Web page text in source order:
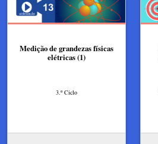
Medição de grandezas físicas
elétricas (1)
3.º Ciclo